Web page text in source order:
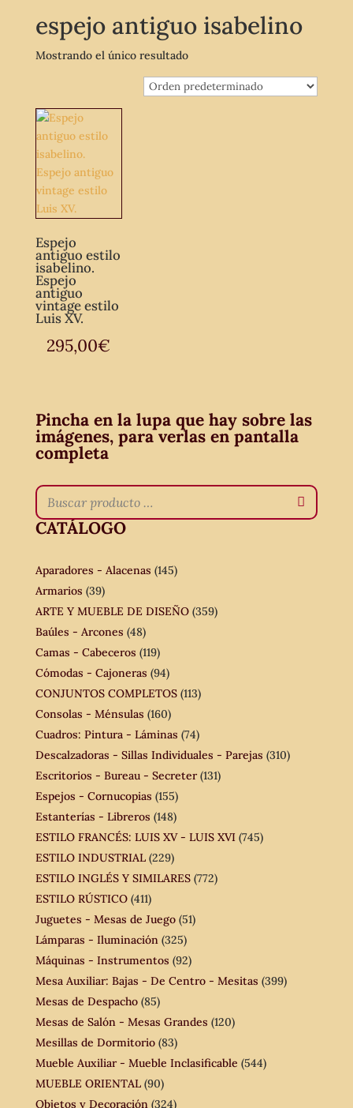
espejo antiguo isabelino
Mostrando el único resultado
Espejo
antiguo estilo
isabelino.
Espejo
antiguo
vintage estilo
Luis XV.
295,00€
Pincha en la lupa que hay sobre las
imágenes, para verlas en pantalla
completa
CATÁLOGO
Aparadores - Alacenas (145)
Armarios (39)
ARTE Y MUEBLE DE DISEÑO (359)
Baúles - Arcones (48)
Camas - Cabeceros (119)
Cómodas - Cajoneras (94)
CONJUNTOS COMPLETOS (113)
Consolas - Ménsulas (160)
Cuadros: Pintura - Láminas (74)
Descalzadoras - Sillas Individuales - Parejas (310)
Escritorios - Bureau - Secreter (131)
Espejos - Cornucopias (155)
Estanterías - Libreros (148)
ESTILO FRANCÉS: LUIS XV - LUIS XVI (745)
ESTILO INDUSTRIAL (229)
ESTILO INGLÉS Y SIMILARES (772)
ESTILO RÚSTICO (411)
Juguetes - Mesas de Juego (51)
Lámparas - Iluminación (325)
Máquinas - Instrumentos (92)
Mesa Auxiliar: Bajas - De Centro - Mesitas (399)
Mesas de Despacho (85)
Mesas de Salón - Mesas Grandes (120)
Mesillas de Dormitorio (83)
Mueble Auxiliar - Mueble Inclasificable (544)
MUEBLE ORIENTAL (90)
Objetos y Decoración (324)